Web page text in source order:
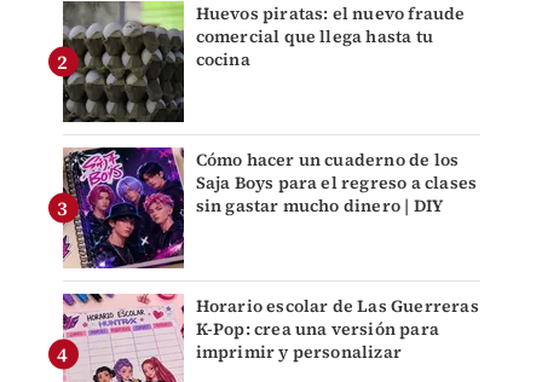
Huevos piratas: el nuevo fraude
comercial que llega hasta tu
cocina
Cómo hacer un cuaderno de los
Saja Boys para el regreso a clases
sin gastar mucho dinero | DIY
Horario escolar de Las Guerreras
K-Pop: crea una versión para
imprimir y personalizar